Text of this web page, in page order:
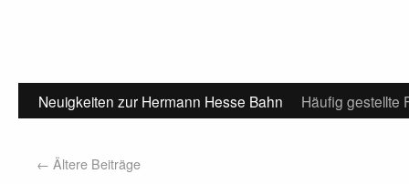
Neuigkeiten zur Hermann Hesse Bahn Häufig gestellte
← Ältere Beiträge